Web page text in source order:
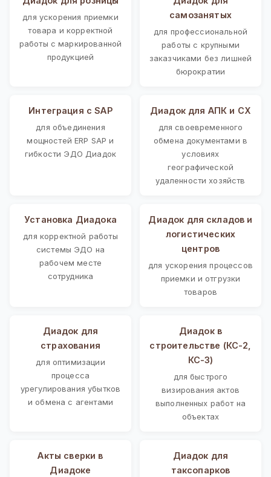
для ускорения приемки
товара и корректной
работы с маркированной
продукцией
самозанятых
для профессиональной
работы с крупными
заказчиками без лишней
бюрократии
Интеграция с SAP
для объединения
мощностей ERP SAP и
гибкости ЭДО Диадок
Диадок для АПК и СХ
для своевременного
обмена документами в
условиях
географической
удаленности хозяйств
Установка Диадока
для корректной работы
системы ЭДО на
рабочем месте
сотрудника
Диадок для складов и
логистических
центров
для ускорения процессов
приемки и отгрузки
товаров
Диадок для
страхования
для оптимизации
процесса
урегулирования убытков
и обмена с агентами
Диадок в
строительстве (КС-2,
КС-3)
для быстрого
визирования актов
выполненных работ на
объектах
Акты сверки в
Диадоке
Диадок для
таксопарков